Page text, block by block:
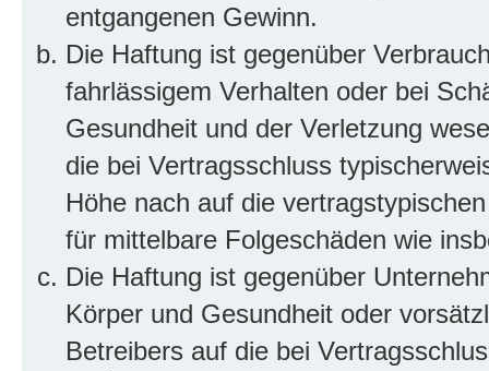
entgangenen Gewinn.
Die Haftung ist gegenüber
fahrlässigem Verhalten oder bei
Gesundheit und der Verletzung
die bei Vertragsschluss
Höhe nach auf die
für mittelbare Folgeschäden wie
Die Haftung ist gegenüber
Körper und Gesundheit oder
Betreibers auf die bei